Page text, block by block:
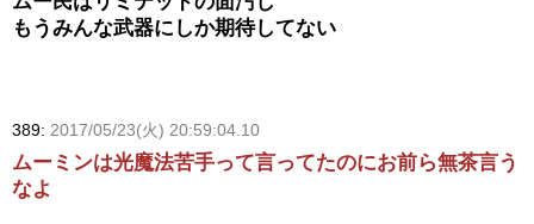
もうみんな武器にしか期待してない
389: 2017/05/23(火) 20:59:04.10
ムーミンは光魔法苦手って言ってたのにお前ら無茶言う
なよ